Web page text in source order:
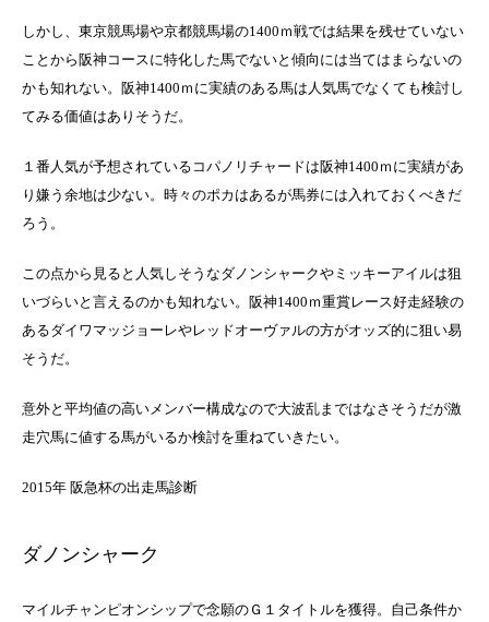
しかし、東京競馬場や京都競馬場の1400ｍ戦では結果を残せていない
ことから阪神コースに特化した馬でないと傾向には当てはまらないの
かも知れない。阪神1400ｍに実績のある馬は人気馬でなくても検討し
てみる価値はありそうだ。
１番人気が予想されているコパノリチャードは阪神1400ｍに実績があ
り嫌う余地は少ない。時々のポカはあるが馬券には入れておくべきだ
ろう。
この点から見ると人気しそうなダノンシャークやミッキーアイルは狙
いづらいと言えるのかも知れない。阪神1400ｍ重賞レース好走経験の
あるダイワマッジョーレやレッドオーヴァルの方がオッズ的に狙い易
そうだ。
意外と平均値の高いメンバー構成なので大波乱まではなさそうだが激
走穴馬に値する馬がいるか検討を重ねていきたい。
2015年 阪急杯の出走馬診断
ダノンシャーク
マイルチャンピオンシップで念願のＧ１タイトルを獲得。自己条件か